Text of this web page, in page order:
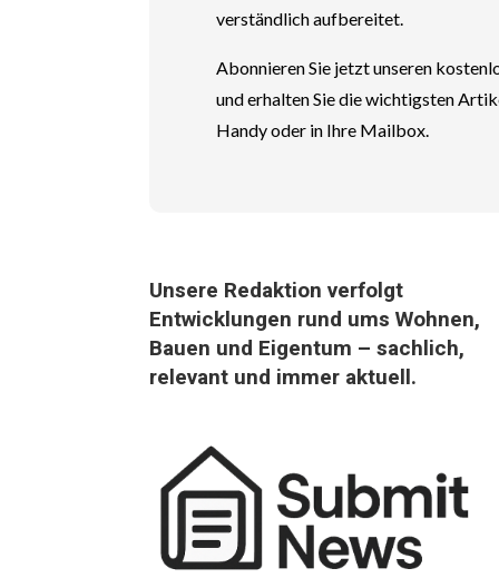
verständlich aufbereitet.
Abonnieren Sie jetzt unseren
und erhalten Sie die wichtigsten
Handy oder in Ihre Mailbox.
Unsere Redaktion verfolgt
Entwicklungen rund ums Wohnen,
Bauen und Eigentum – sachlich,
relevant und immer aktuell.